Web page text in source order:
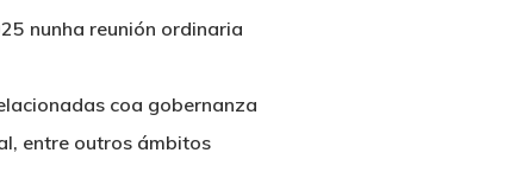
nunha reunión ordinaria
coa gobernanza
entre outros ámbitos